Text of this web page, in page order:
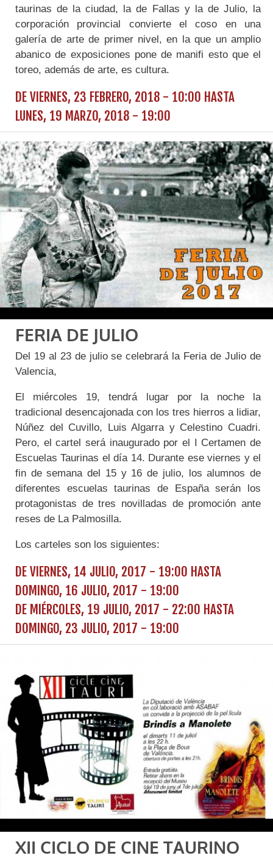
taurinas de la ciudad, la de Fallas y la de Julio, la
corporación provincial convierte el coso en una
galería de arte de primer nivel, en la que un amplio
abanico de exposiciones pone de manifi esto que el
toreo, además de arte, es cultura.
DEVIERNES, 23 FEBRERO, 2018 - 10:00 HASTA
LUNES, 19 MARZO, 2018 - 19:00
FERIA DE JULIO
Del 19 al 23 de julio se celebrará la Feria de Julio de
Valencia,
El miércoles 19, tendrá lugar por la noche la
tradicional desencajonada con los tres hierros a lidiar,
Núñez del Cuvillo, Luis Algarra y Celestino Cuadri.
Pero, el cartel será inaugurado por el I Certamen de
Escuelas Taurinas el día 14. Durante ese viernes y el
fin de semana del 15 y 16 de julio, los alumnos de
diferentes escuelas taurinas de España serán los
protagonistas de tres novilladas de promoción ante
reses de La Palmosilla.
Los carteles son los siguientes:
DEVIERNES, 14 JULIO, 2017 - 19:00 HASTA
DOMINGO, 16 JULIO, 2017 - 19:00
DE MIÉRCOLES, 19 JULIO, 2017 - 22:00 HASTA
DOMINGO, 23 JULIO, 2017 - 19:00
XII CICLO DE CINE TAURINO